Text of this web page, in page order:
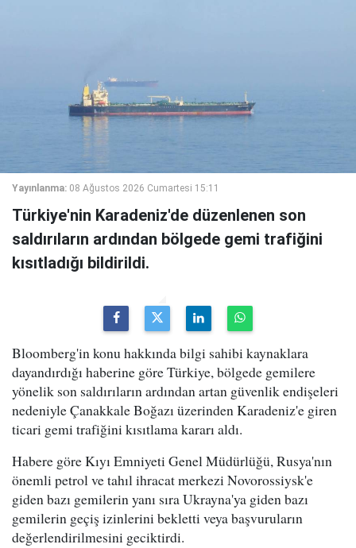
Yayınlanma: 08 Ağustos 2026 Cumartesi 15:11
Türkiye'nin Karadeniz'de düzenlenen son
saldırıların ardından bölgede gemi trafiğini
kısıtladığı bildirildi.
Bloomberg'in konu hakkında bilgi sahibi kaynaklara
dayandırdığı haberine göre Türkiye, bölgede gemilere
yönelik son saldırıların ardından artan güvenlik endişeleri
nedeniyle Çanakkale Boğazı üzerinden Karadeniz'e giren
ticari gemi trafiğini kısıtlama kararı aldı.
Habere göre Kıyı Emniyeti Genel Müdürlüğü, Rusya'nın
önemli petrol ve tahıl ihracat merkezi Novorossiysk'e
giden bazı gemilerin yanı sıra Ukrayna'ya giden bazı
gemilerin geçiş izinlerini bekletti veya başvuruların
değerlendirilmesini geciktirdi.